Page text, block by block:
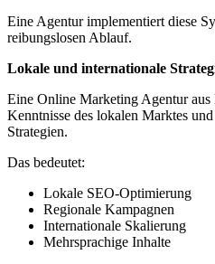
Eine Agentur implementiert diese
reibungslosen Ablauf.
Lokale und internationale
Eine Online Marketing Agentur
Kenntnisse des lokalen Marktes
Strategien.
Das bedeutet:
Lokale SEO-Optimierung
Regionale Kampagnen
Internationale Skalierung
Mehrsprachige Inhalte